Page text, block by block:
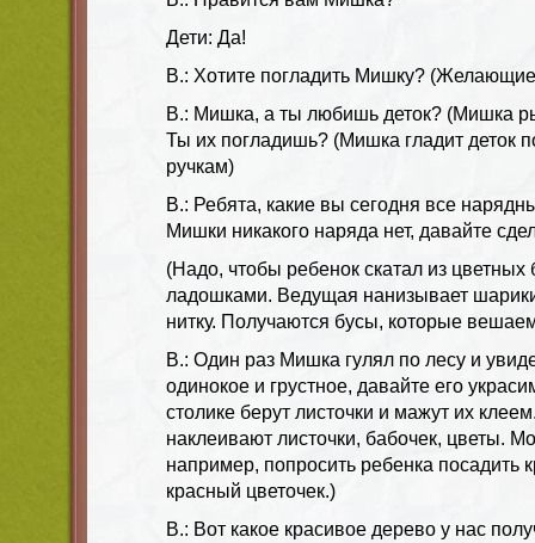
Дети: Да!
В.: Хотите погладить Мишку?
В.: Мишка, а ты любишь деток? (Мишка
Ты их погладишь? (Мишка гладит деток
ручкам)
В.: Ребята, какие вы сегодня все
Мишки никакого наряда нет, давайте
(Надо, чтобы ребенок скатал из
ладошками. Ведущая нанизывает
нитку. Получаются бусы, которые
В.: Один раз Мишка гулял по лесу и
одинокое и грустное, давайте его
столике берут листочки и мажут их
наклеивают листочки, бабочек, цветы.
например, попросить ребенка посадить
красный цветочек.)
В.: Вот какое красивое дерево у нас